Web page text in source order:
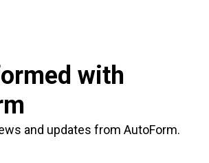
with
and updates from AutoForm.